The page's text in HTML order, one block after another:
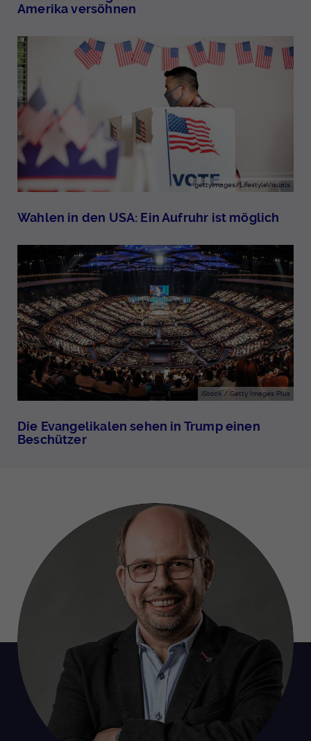
Amerika versöhnen
gettyimages/LifestyleVisuals
Wahlen in den USA: Ein Aufruhr ist möglich
iStock / Getty Images Plus
Die Evangelikalen sehen in Trump einen
Beschützer